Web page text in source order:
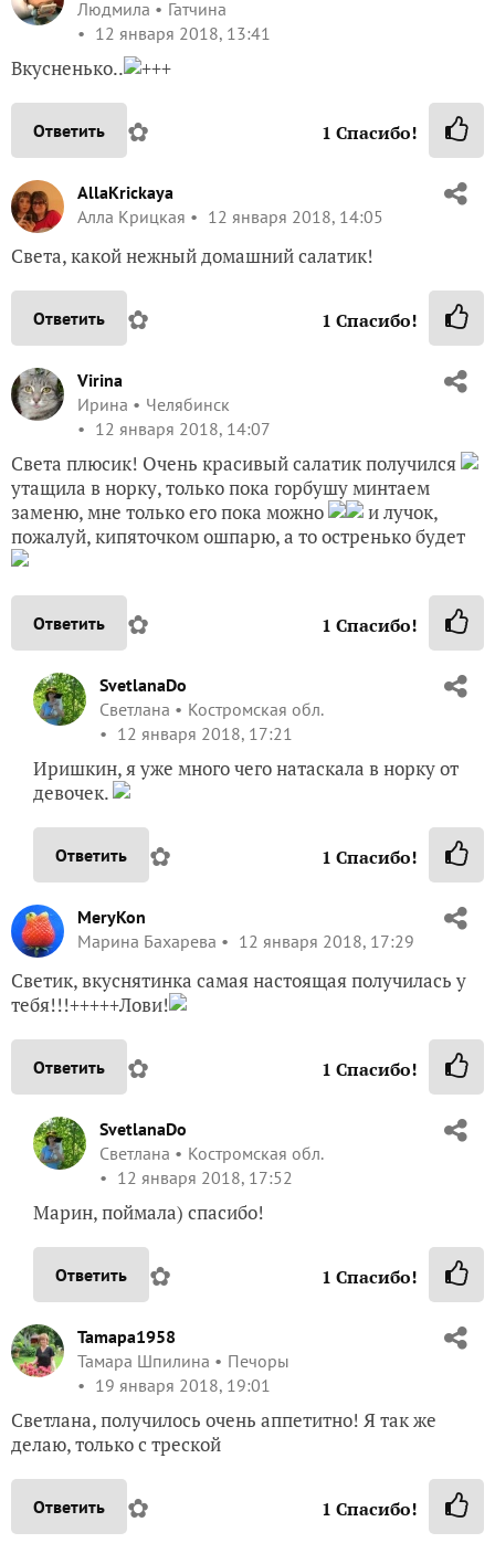
Людмила
Гатчина
12 января 2018, 13:41
Вкусненько.. +++
Ответить ✿ 1 Спасибо!
AllaKrickaya
Алла Крицкая
12 января 2018, 14:05
Света, какой нежный домашний салатик!
Ответить ✿ 1 Спасибо!
Virina
Ирина
Челябинск
12 января 2018, 14:07
Света плюсик! Очень красивый салатик получился
утащила в норку, только пока горбушу минтаем
заменю, мне только его пока можно
и лучок,
пожалуй, кипяточком ошпарю, а то остренько будет
Ответить ✿ 1 Спасибо!
SvetlanaDo
Светлана
Костромская обл.
12 января 2018, 17:21
Иришкин, я уже много чего натаскала в норку от
девочек.
Ответить ✿ 1 Спасибо!
MeryKon
Марина Бахарева
12 января 2018, 17:29
Светик, вкуснятинка самая настоящая получилась у
тебя!!!+++++Лови!
Ответить ✿ 1 Спасибо!
SvetlanaDo
Светлана
Костромская обл.
12 января 2018, 17:52
Марин, поймала) спасибо!
Ответить ✿ 1 Спасибо!
Tamapa1958
Тамара Шпилина
Печоры
19 января 2018, 19:01
Светлана, получилось очень аппетитно! Я так же
делаю, только с треской
Ответить ✿ 1 Спасибо!